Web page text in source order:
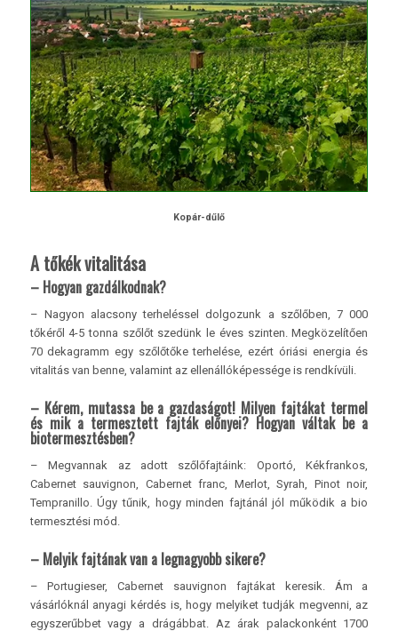
Kopár-dűlő
A tőkék vitalitása
– Hogyan gazdálkodnak?
– Nagyon alacsony terheléssel dolgozunk a szőlőben, 7 000
tőkéről 4-5 tonna szőlőt szedünk le éves szinten. Megközelítően
70 dekagramm egy szőlőtőke terhelése, ezért óriási energia és
vitalitás van benne, valamint az ellenállóképessége is rendkívüli.
– Kérem, mutassa be a gazdaságot! Milyen fajtákat termel
és mik a termesztett fajták előnyei? Hogyan váltak be a
biotermesztésben?
– Megvannak az adott szőlőfajtáink: Oportó, Kékfrankos,
Cabernet sauvignon, Cabernet franc, Merlot, Syrah, Pinot noir,
Tempranillo. Úgy tűnik, hogy minden fajtánál jól működik a bio
termesztési mód.
– Melyik fajtának van a legnagyobb sikere?
– Portugieser, Cabernet sauvignon fajtákat keresik. Ám a
vásárlóknál anyagi kérdés is, hogy melyiket tudják megvenni, az
egyszerűbbet vagy a drágábbat. Az árak palackonként 1700